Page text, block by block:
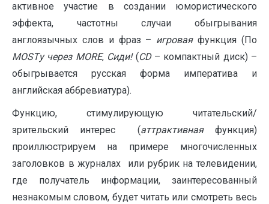
активное участие в создании юмористического
эффекта, частотны случаи обыгрывания
англоязычных слов и фраз – игроваяфункция (По
MOSTу через MORE, Сиди!(CD– компактный диск) –
обыгрывается русская форма императива и
английская аббревиатура).
Функцию, стимулирующую читательский/
зрительский интерес (аттрактивнаяфункция)
проиллюстрируем на примере многочисленных
заголовков в журналах или рубрик на телевидении,
где получатель информации, заинтересованный
незнакомым словом, будет читать или смотреть весь